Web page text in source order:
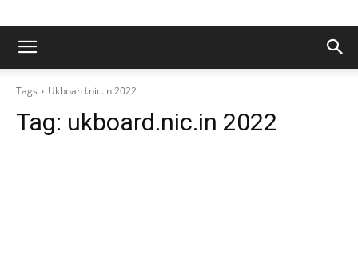
Tags Ukboard.nic.in 2022
Tag: ukboard.nic.in 2022